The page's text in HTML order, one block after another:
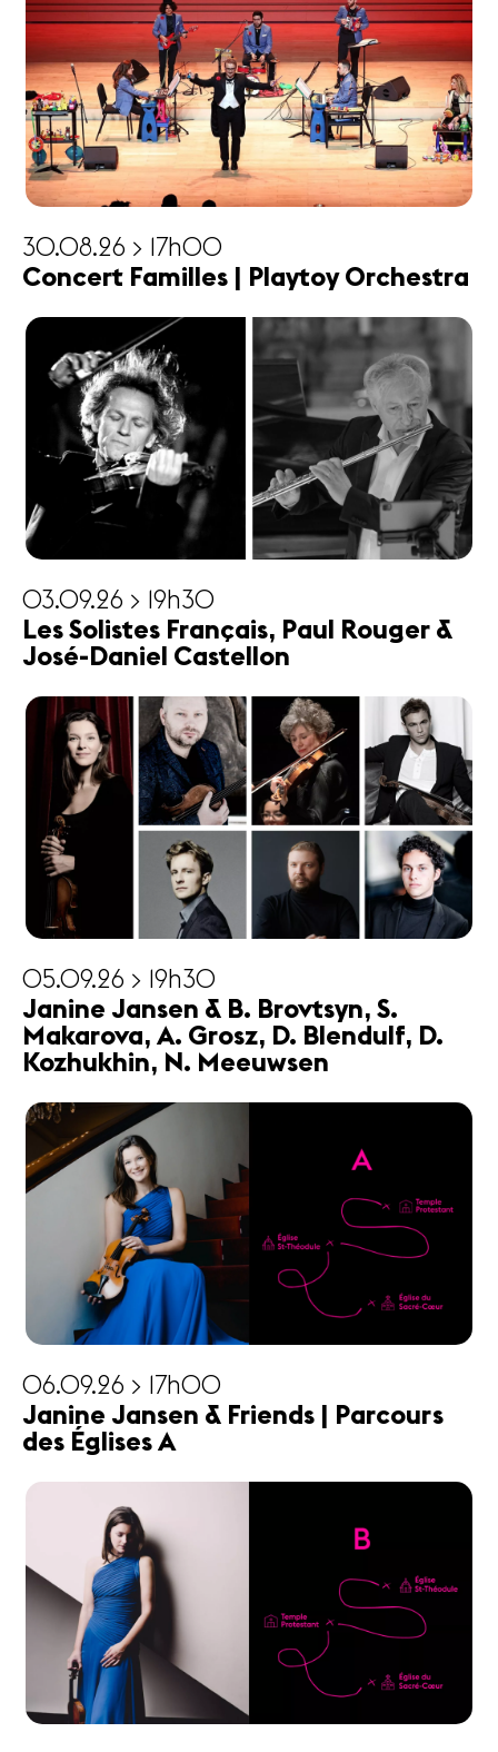
30.08.26 > 17h00
Concert Familles | Playtoy Orchestra
03.09.26 > 19h30
Les Solistes Français, Paul Rouger &
José-Daniel Castellon
05.09.26 > 19h30
Janine Jansen & B. Brovtsyn, S.
Makarova, A. Grosz, D. Blendulf, D.
Kozhukhin, N. Meeuwsen
06.09.26 > 17h00
Janine Jansen & Friends | Parcours
des Églises A